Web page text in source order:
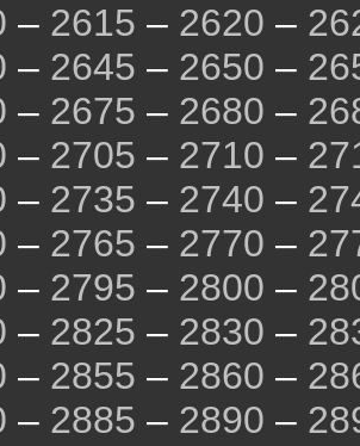
– 2615 – 2620 –
– 2645 – 2650 –
– 2675 – 2680 –
– 2705 – 2710 –
– 2735 – 2740 –
– 2765 – 2770 –
– 2795 – 2800 –
– 2825 – 2830 –
– 2855 – 2860 –
– 2885 – 2890 –